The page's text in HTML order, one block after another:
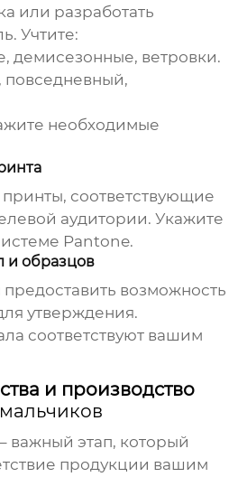
или разработать
Учтите:
демисезонные, ветровки.
повседневный,
необходимые
соответствующие
аудитории. Укажите
Pantone.
и образцов
возможность
утверждения.
соответствуют вашим
и производство
важный этап, который
продукции вашим